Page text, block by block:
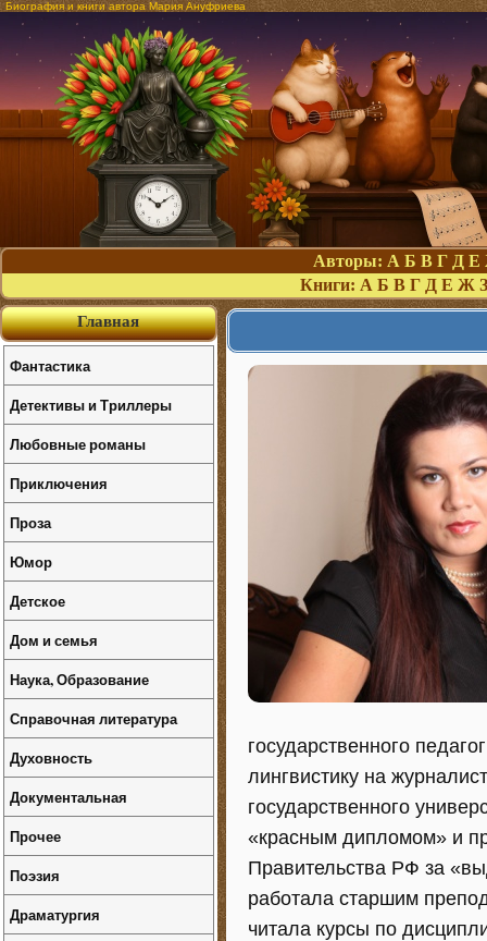
Биография и книги автора Мария Ануфриева
Авторы: А Б В Г Д Е
Книги: А Б В Г Д Е Ж З
государственного
лингвистику на
государственного
«красным дипломом» и
Правительства РФ за
работала старшим
читала курсы по
Главная
Фантастика
Детективы и Триллеры
Любовные романы
Приключения
Проза
Юмор
Детское
Дом и семья
Наука, Образование
Справочная литература
Духовность
Документальная
Прочее
Поэзия
Драматургия